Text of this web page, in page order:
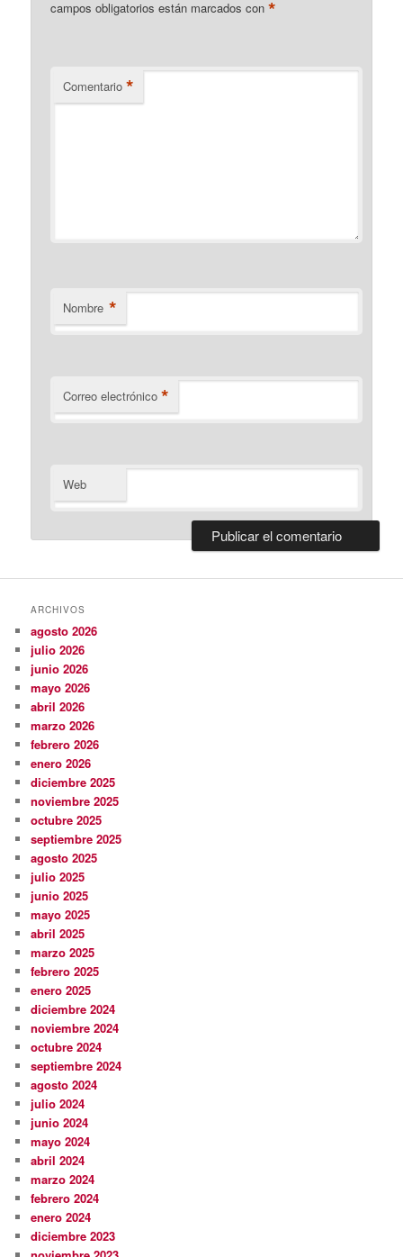
campos obligatorios están marcados con*
Comentario *
Nombre *
Correo electrónico *
Web
ARCHIVOS
agosto 2026
julio 2026
junio 2026
mayo 2026
abril 2026
marzo 2026
febrero 2026
enero 2026
diciembre 2025
noviembre 2025
octubre 2025
septiembre 2025
agosto 2025
julio 2025
junio 2025
mayo 2025
abril 2025
marzo 2025
febrero 2025
enero 2025
diciembre 2024
noviembre 2024
octubre 2024
septiembre 2024
agosto 2024
julio 2024
junio 2024
mayo 2024
abril 2024
marzo 2024
febrero 2024
enero 2024
diciembre 2023